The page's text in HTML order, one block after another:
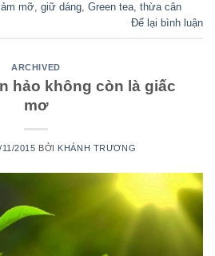
mỡ, giữ dáng, Green tea, thừa cân
Để lại bình luận
ARCHIVED
hảo không còn là giấc
mơ
11/2015 BỞI KHÁNH TRƯƠNG